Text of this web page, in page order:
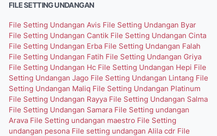
FILE SETTING UNDANGAN
File Setting Undangan Avis File Setting Undangan Byar
File Setting Undangan Cantik File Setting Undangan Cinta
File Setting Undangan Erba File Setting Undangan Falah
File Setting Undangan Fatih File Setting Undangan Griya
File Setting Undangan Hc File Setting Undangan Hepi File
Setting Undangan Jago File Setting Undangan Lintang File
Setting Undangan Maliq File Setting Undangan Platinum
File Setting Undangan Rayya File Setting Undangan Salma
File Setting Undangan Samara File Setting undangan
Arava File Setting undangan maestro File Setting
undangan pesona File setting undangan Alila cdr File